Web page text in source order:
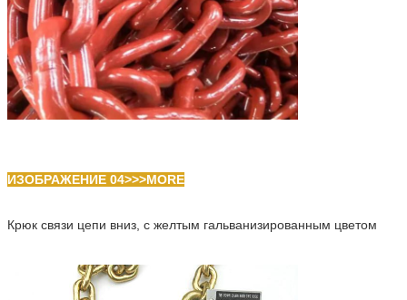
ИЗОБРАЖЕНИЕ 04>>>MORE
Крюк связи цепи вниз, с желтым гальванизированным цветом